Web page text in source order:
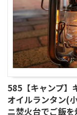
585【キャンプ】
オイルランタン(
ニ焚火台でご飯